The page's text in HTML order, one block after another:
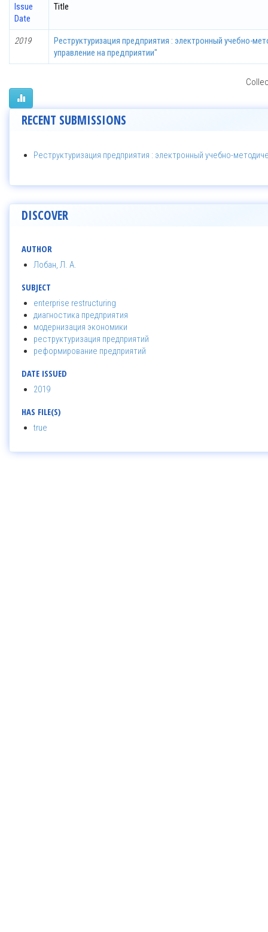
Issue
Date
Title
2019
Реструктуризация предприятия : электронный учебно-
управление на предприятии"
RECENT SUBMISSIONS
Реструктуризация предприятия : электронный учебно-
DISCOVER
AUTHOR
Лобан, Л. А.
SUBJECT
enterprise restructuring
диагностика предприятия
модернизация экономики
реструктуризация предприятий
реформирование предприятий
DATE ISSUED
2019
HAS FILE(S)
true